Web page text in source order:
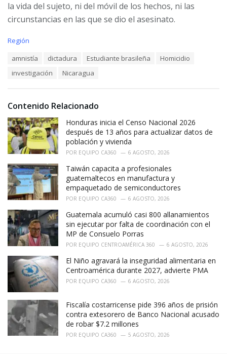
la vida del sujeto, ni del móvil de los hechos, ni las
circunstancias en las que se dio el asesinato.
C
i
s
:
Región
amnistía dictadura Estudiante brasileña
Homicidio
investigación
Nicaragua
Contenido Relacionado
Honduras inicia el Censo Nacional 2026
después de 13 años para actualizar datos de
población y vivienda
POR EQUIPO CA360 6 AGOSTO, 2026
Taiwán capacita a profesionales
guatemaltecos en manufactura y
empaquetado de semiconductores
POR EQUIPO CA360 6 AGOSTO, 2026
Guatemala acumuló casi 800 allanamientos
sin ejecutar por falta de coordinación con el
MP de Consuelo Porras
POR EQUIPO CENTROAMÉRICA 360 6 AGOSTO, 2026
El Niño agravará la inseguridad alimentaria en
Centroamérica durante 2027, advierte PMA
POR EQUIPO CA360 6 AGOSTO, 2026
Fiscalía costarricense pide 396 años de prisión
contra extesorero de Banco Nacional acusado
de robar $7.2 millones
POR EQUIPO CA360 5 AGOSTO, 2026